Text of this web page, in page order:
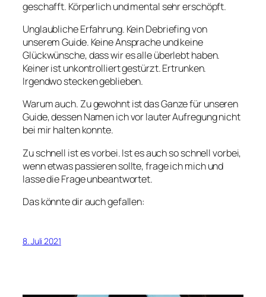
geschafft. Körperlich und mental sehr erschöpft.
Unglaubliche Erfahrung. Kein Debriefing von
unserem Guide. Keine Ansprache und keine
Glückwünsche, dass wir es alle überlebt haben.
Keiner ist unkontrolliert gestürzt. Ertrunken.
Irgendwo stecken geblieben.
Warum auch. Zu gewohnt ist das Ganze für unseren
Guide, dessen Namen ich vor lauter Aufregung nicht
bei mir halten konnte.
Zu schnell ist es vorbei. Ist es auch so schnell vorbei,
wenn etwas passieren sollte, frage ich mich und
lasse die Frage unbeantwortet.
Das könnte dir auch gefallen:
8. Juli 2021